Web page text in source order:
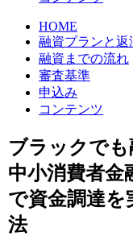
HOME
融資プランと返
融資までの流れ
審査基準
申込み
コンテンツ
ブラックでも
中小消費者金
で資金調達を
法